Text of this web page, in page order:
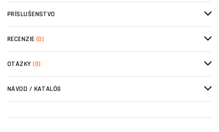
PRÍSLUŠENSTVO
RECENZIE (0)
OTÁZKY(0)
NÁVOD / KATALÓG